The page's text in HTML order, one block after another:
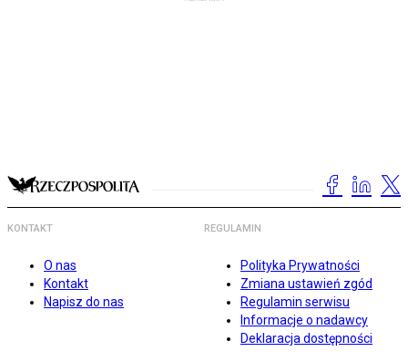
KONTAKT
O nas
Kontakt
Napisz do nas
REGULAMIN
Polityka Prywatności
Zmiana ustawień zgód
Regulamin serwisu
Informacje o nadawcy
Deklaracja dostępności